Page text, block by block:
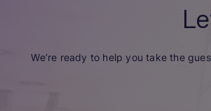
We’re ready to help you take the